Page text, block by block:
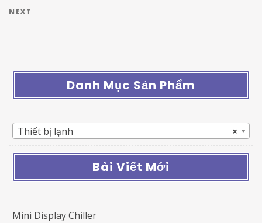
Next Post
NEXT
Danh Mục Sản Phẩm
×
Thiết bị lạnh
Bài Viết Mới
Mini Display Chiller